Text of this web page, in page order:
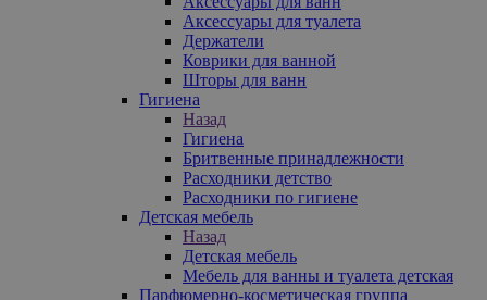
Аксессуары для туалета
Держатели
Коврики для ванной
Шторы для ванн
Гигиена
Назад
Гигиена
Бритвенные принадлежности
Расходники детство
Расходники по гигиене
Детская мебель
Назад
Детская мебель
Мебель для ванны и туалета детская
Парфюмерно-косметическая группа